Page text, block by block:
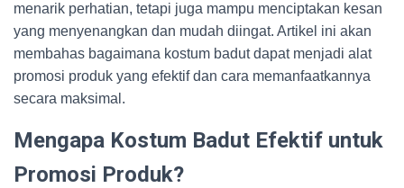
menarik perhatian, tetapi juga mampu menciptakan kesan
yang menyenangkan dan mudah diingat. Artikel ini akan
membahas bagaimana kostum badut dapat menjadi alat
promosi produk yang efektif dan cara memanfaatkannya
secara maksimal.
Mengapa Kostum Badut Efektif untuk
Promosi Produk?